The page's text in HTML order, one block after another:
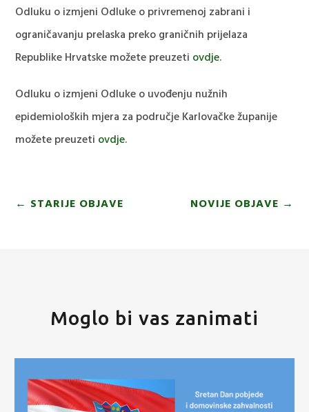
Odluku o izmjeni Odluke o privremenoj zabrani i
ograničavanju prelaska preko graničnih prijelaza
Republike Hrvatske možete preuzeti ovdje.
Odluku o izmjeni Odluke o uvođenju nužnih
epidemioloških mjera za područje Karlovačke županije
možete preuzeti ovdje.
← STARIJE OBJAVE NOVIJE OBJAVE →
Moglo bi vas zanimati